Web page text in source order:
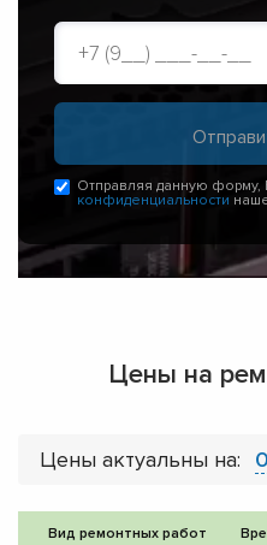
Отправляя данную форму,
конфиденциальности
Цены на
Цены актуальны на:
Вид ремонтных работ